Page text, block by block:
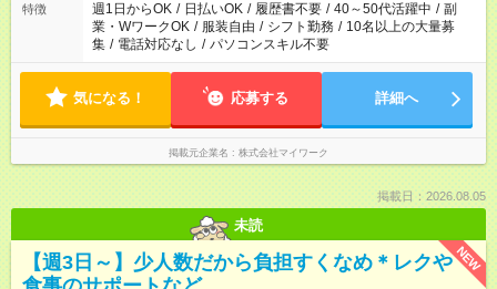
特徴 週1日からOK / 日払いOK / 履歴書不要 / 40～50代活躍中 / 副
業・WワークOK / 服装自由 / シフト勤務 / 10名以上の大量募
集 / 電話対応なし / パソコンスキル不要
気になる！ 応募する 詳細へ
掲載元企業名 株式会社マイワーク
掲載日：2026.08.05
未読
NEW
【週3日～】少人数だから負担すくなめ＊レクや